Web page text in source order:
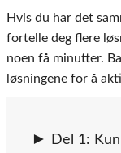
Hvis du har det
fortelle deg flere
noen få minutter.
løsningene for å
Del 1: